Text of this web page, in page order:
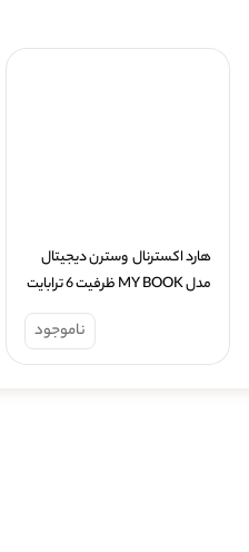
مدل MY BOOK ظرفیت 6 ترابایت
ناموجود